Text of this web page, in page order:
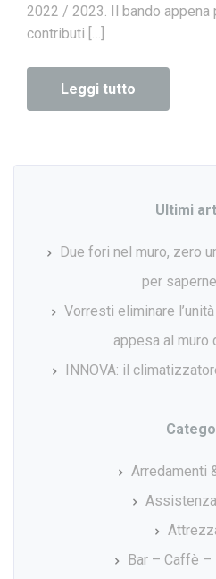
2022 / 2023. Il bando appena
contributi […]
Leggi tutto
Ultimi
Due fori nel muro, zero
per
Vorresti eliminare
appesa al muro
INNOVA: il
Arredamenti
Bar – Caffè